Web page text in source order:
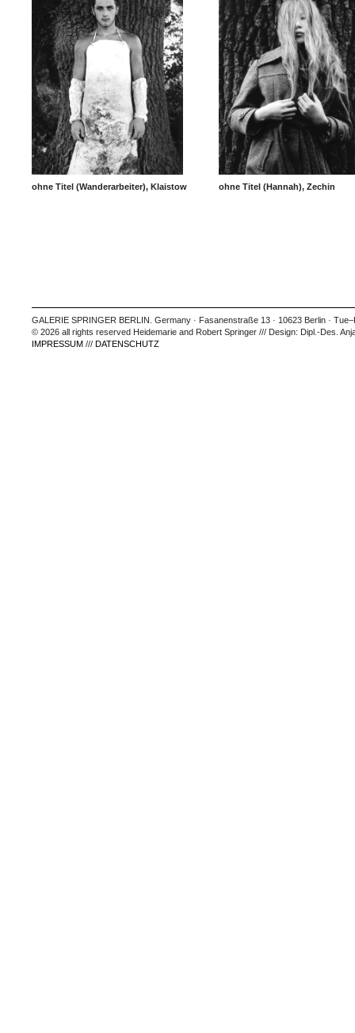
ohne Titel (Wanderarbeiter), Klaistow ohne Titel (Hannah), Zechin
GALERIE SPRINGER BERLIN. Germany · Fasanenstraße 13 · 10623 Berlin ·
© 2026 all rights reserved Heidemarie and Robert Springer /// Design: Dipl.-Des.
IMPRESSUM /// DATENSCHUTZ